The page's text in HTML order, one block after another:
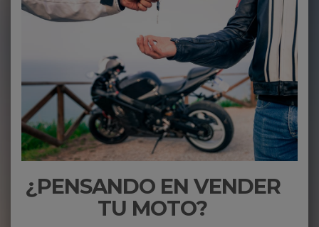
¿PENSANDO EN VENDER
TU MOTO?